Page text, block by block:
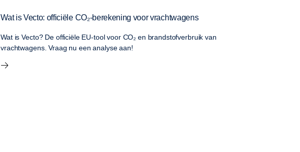
Wat is Vecto: officiële CO₂-berekening voor vrachtwagens
Wat is Vecto? De officiële EU-tool voor CO₂ en brandstofverbruik van
vrachtwagens. Vraag nu een analyse aan!